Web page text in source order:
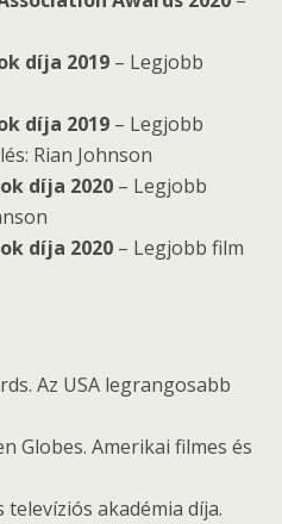
díja 2019 – Legjobb
díja 2019 – Legjobb
Rian Johnson
díja 2020 – Legjobb
díja 2020 – Legjobb film
Az USA legrangosabb
Globes. Amerikai filmes és
televíziós akadémia díja.